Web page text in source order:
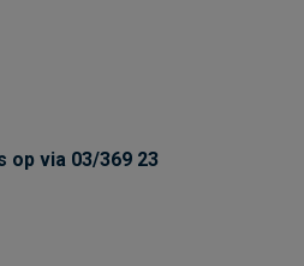
op via 03/369 23